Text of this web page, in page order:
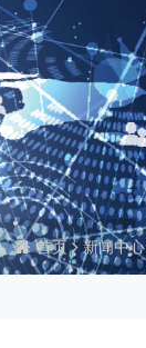
首页 新闻中心